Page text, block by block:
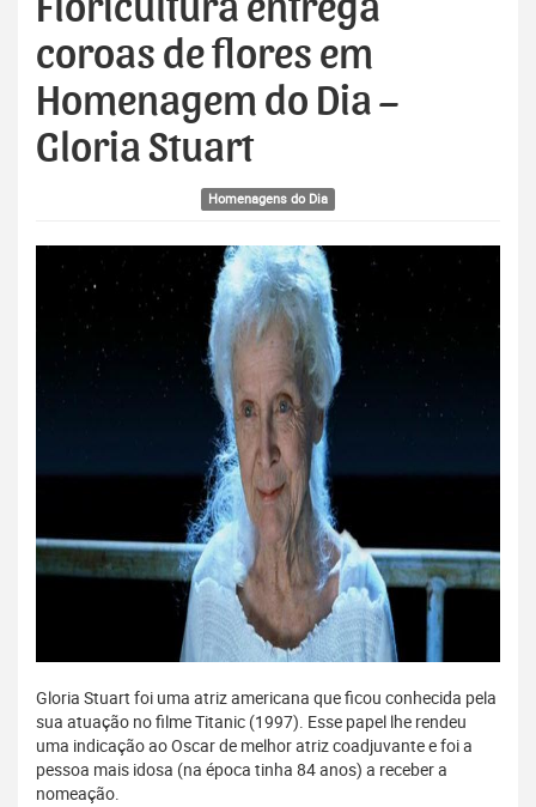
Floricultura entrega
coroas de flores em
Homenagem do Dia –
Gloria Stuart
Homenagens do Dia
Gloria Stuart foi uma atriz americana que ficou conhecida pela
sua atuação no filme Titanic (1997). Esse papel lhe rendeu
uma indicação ao Oscar de melhor atriz coadjuvante e foi a
pessoa mais idosa (na época tinha 84 anos) a receber a
nomeação.